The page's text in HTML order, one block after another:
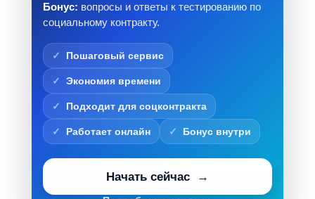
Бонус: вопросы и ответы к тестированию по
социальному контракту.
Пошаговый сервис
Экономия времени
Подходит для соцконтракта
Работает онлайн Бонус внутри
Начать сейчас